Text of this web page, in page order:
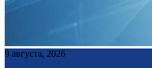
9 августа, 2026